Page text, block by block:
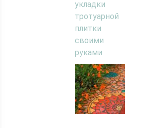
укладки
тротуарной
плитки
своими
руками